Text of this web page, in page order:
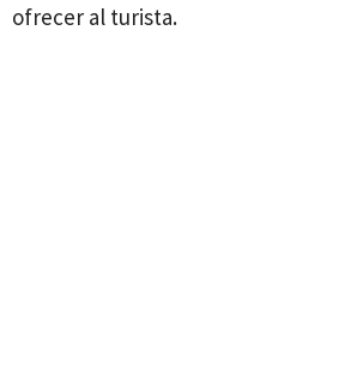
ofrecer al turista.